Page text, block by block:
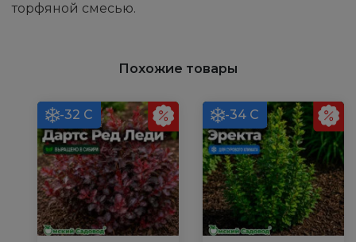
торфяной смесью.
Похожие товары
-32 С -34 С